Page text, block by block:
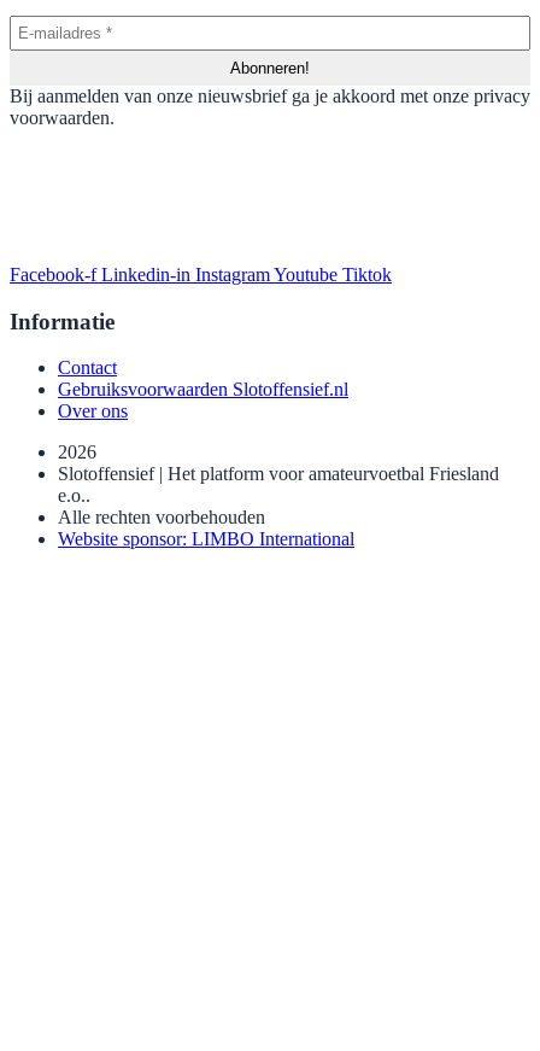
Bij aanmelden van onze nieuwsbrief ga je akkoord met onze privacy
voorwaarden.
Facebook-f Linkedin-in InstagramYoutube Tiktok
Informatie
Contact
Gebruiksvoorwaarden Slotoffensief.nl
Over ons
2026
Slotoffensief | Het platform voor amateurvoetbal Friesland
e.o..
Alle rechten voorbehouden
Website sponsor: LIMBO International